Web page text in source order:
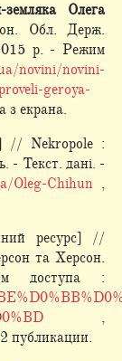
Олега
Обл. Держ.
р. - Режим
novini/novini-
geroya-
з екрана.
// Nekropole :
- Текст. дані. -
Oleg-Chihun ,
ресурс] //
та Херсон.
доступа :
,
публикации.